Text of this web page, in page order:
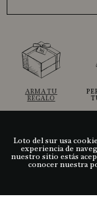
ARMA TU
REGALO
Ayuda
Descubre LDS
Loto del sur usa
experiencia de
nuestro sitio estás
conocer nuestra